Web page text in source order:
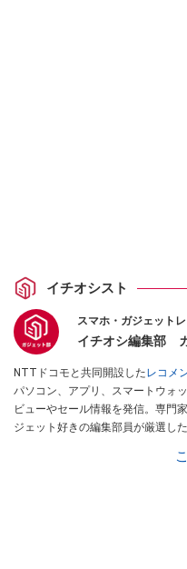
イチオシスト
スマホ・ガジェット
イチオシ編集部
NTTドコモと共同開設したレコメ
パソコン、アプリ、スマートウォ
ビューやセール情報を発信。専門
ジェット好きの編集部員が厳選し